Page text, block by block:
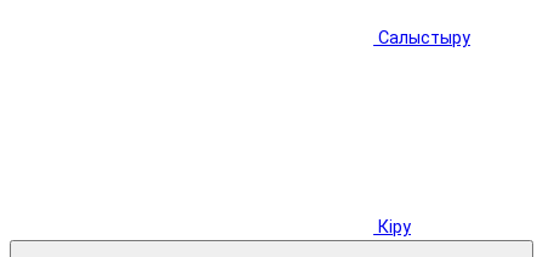
Салыстыру
Кіру